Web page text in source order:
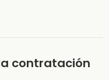
contratación